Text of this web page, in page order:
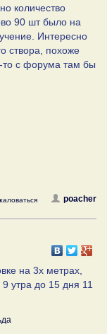
количество
90 шт было на
Интересно
створа, похоже
то с форума там бы
poacher
на 3х метрах,
утра до 15 дня 11